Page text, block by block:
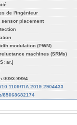
de l'ingénieur
sensor placement
modulation (PWM)
machines (SRMs)
ar.j
9994
TIA.2019.2904433
85068682174